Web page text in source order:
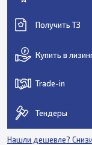
Получить ТЗ
Купить в
Trade-in
Тендеры
Нашли дешевле?